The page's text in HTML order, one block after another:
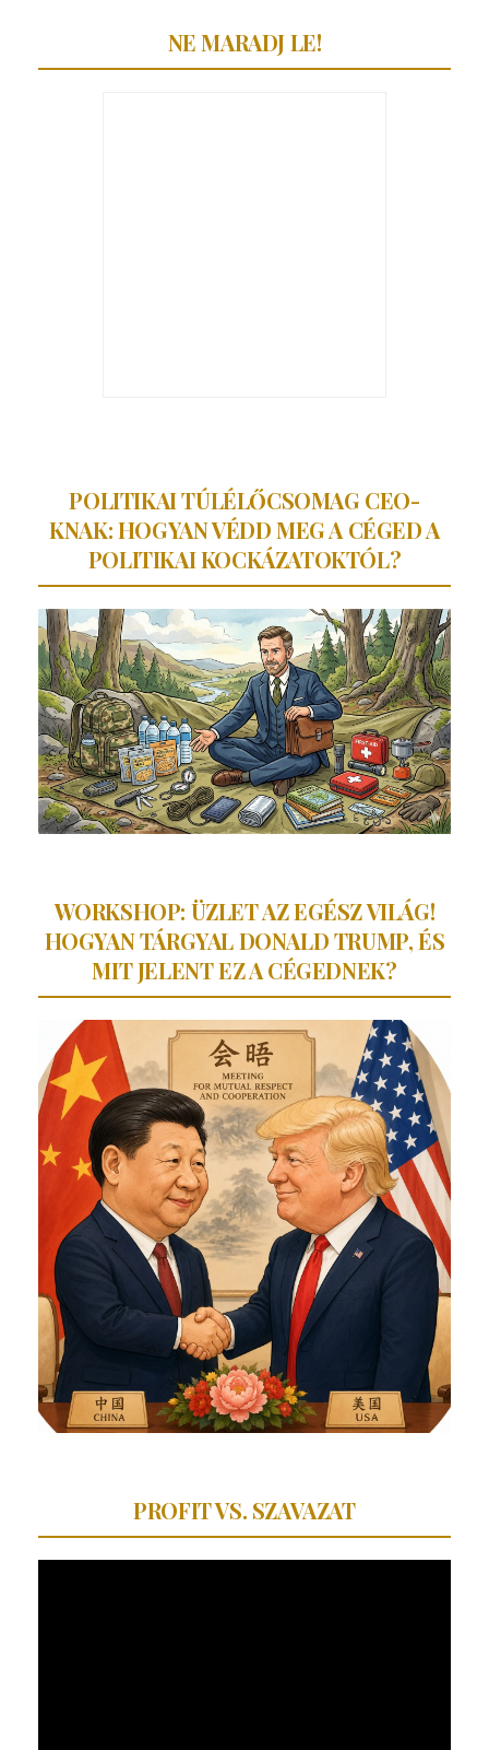
NE MARADJ LE!
POLITIKAI TÚLÉLŐCSOMAG CEO-
KNAK: HOGYAN VÉDD MEG A CÉGED A
POLITIKAI KOCKÁZATOKTÓL?
WORKSHOP: ÜZLET AZ EGÉSZ VILÁG!
HOGYAN TÁRGYAL DONALD TRUMP, ÉS
MIT JELENT EZ A CÉGEDNEK?
PROFIT VS. SZAVAZAT